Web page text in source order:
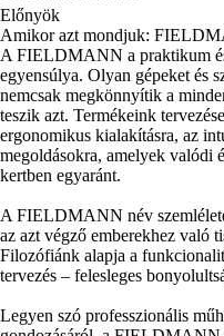
Előnyök
Amikor azt mondjuk:
A FIELDMANN a praktikum
egyensúlya. Olyan gépeket és
nemcsak megkönnyítik a
teszik azt. Termékeink
ergonomikus kialakításra, az
megoldásokra, amelyek valódi
kertben egyaránt.
A FIELDMANN név
az azt végző emberekhez való
Filozófiánk alapja a
tervezés – felesleges
Legyen szó professzionális